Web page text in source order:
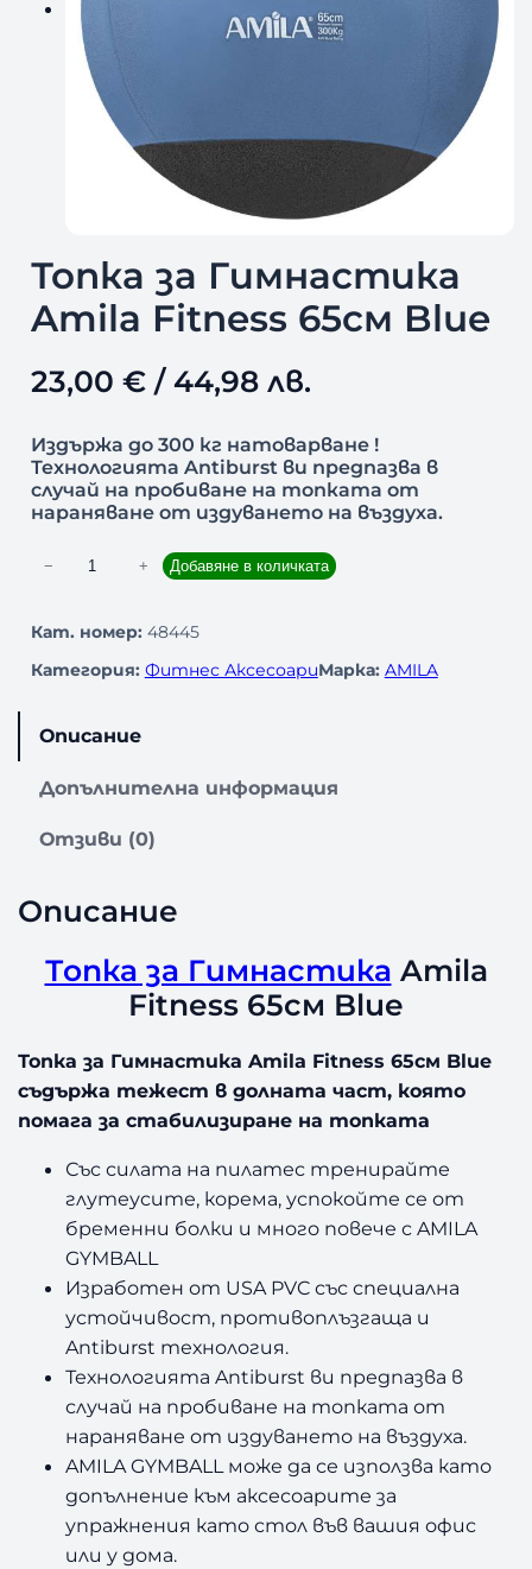
Топка за Гимнастика
Amila Fitness 65см Blue
23,00 €/ 44,98 лв.
Издържа до 300 кг натоварване !
Технологията Antiburst ви предпазва в
случай на пробиване на топката от
нараняване от издуването на въздуха.
ч
т
о
о
Г
и
м
− + Добавяне в количката
Кат. номер: 48445
Категория: Фитнес АксесоариМарка: AMILA
Описание
Допълнителна информация
Отзиви (0)
Описание
Топка за Гимнастика Amila
Fitness 65см Blue
Топка за Гимнастика Amila Fitness 65см Blue
съдържа тежест в долната част, която
помага за стабилизиране на топката
Със силата на пилатес тренирайте
глутеусите, корема, успокойте се от
бременни болки и много повече с AMILA
GYMBALL
Изработен от USA PVC със специална
устойчивост, противоплъзгаща и
Antiburst технология.
Технологията Antiburst ви предпазва в
случай на пробиване на топката от
нараняване от издуването на въздуха.
AMILA GYMBALL може да се използва като
допълнение към аксесоарите за
упражнения като стол във вашия офис
или у дома.